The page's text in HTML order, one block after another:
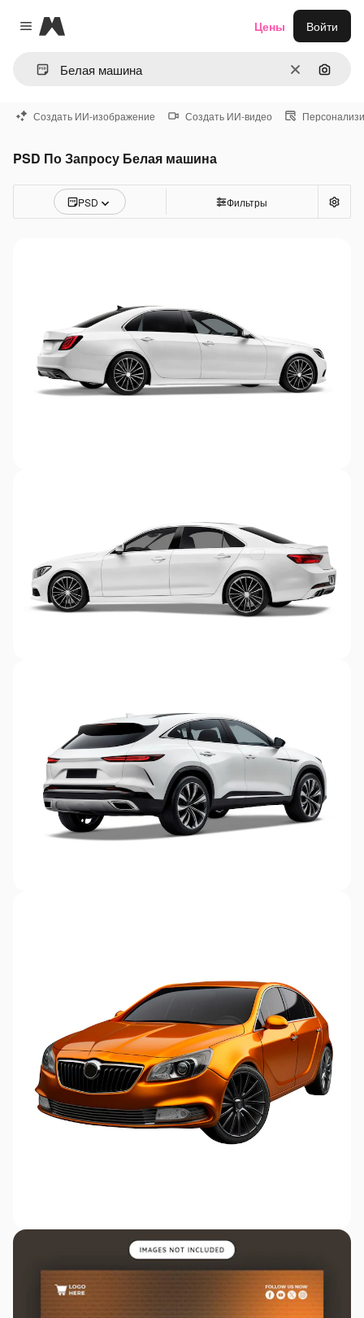
Close menu
Magnific
ОчиститьПоиск
Цены Войти
Создать ИИ-изображение Создать ИИ-видео
PSD По Запросу Белая машина
PSD Фильтры